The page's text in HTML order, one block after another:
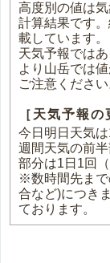
高度別の値は
計算結果です
載しています。
天気予報では
より山岳では
ご注意ください
［天気予報
今日明日天気
週間天気の前
部分は1日1回
※数時間先まで
合など)につき
ております。